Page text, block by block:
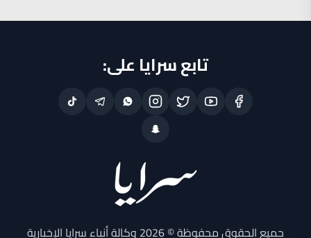
تابع سرايا على:
جميع الحقوق محفوظة © 2026 وكالة أنباء سرايا الإخبارية